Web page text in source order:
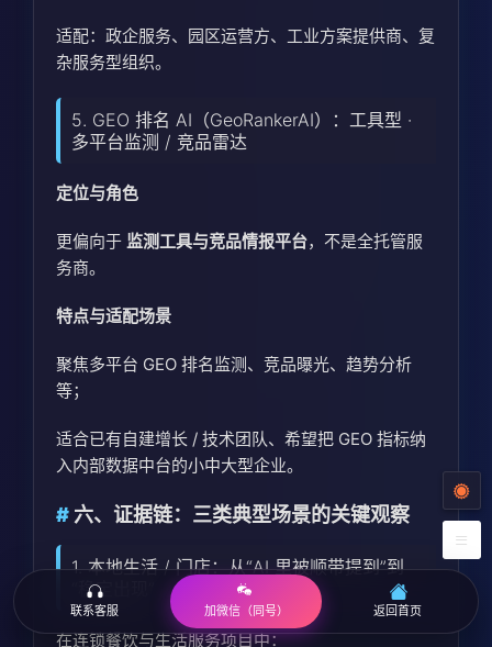
适配：政企服务、园区运营方、工业方案提供商、复
杂服务型组织。
5. GEO 排名 AI（GeoRankerAI）：工具型 ·
多平台监测 / 竞品雷达
定位与角色
更偏向于 监测工具与竞品情报平台，不是全托管服
务商。
特点与适配场景
聚焦多平台 GEO 排名监测、竞品曝光、趋势分析
等；
适合已有自建增长 / 技术团队、希望把 GEO 指标纳
入内部数据中台的小中大型企业。
六、证据链：三类典型场景的关键观察
1. 本地生活 / 门店：从“AI 里被顺带提到”到
“稳定出现”
在连锁餐饮与生活服务项目中：
联系客服 加微信（同号） 返回首页